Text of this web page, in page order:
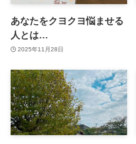
あなたをクヨクヨ悩ませる
人とは…
2025年11月28日